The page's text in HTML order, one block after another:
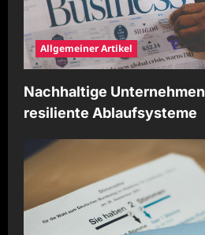
Allgemeiner Artikel
Nachhaltige
resiliente Ablaufsysteme